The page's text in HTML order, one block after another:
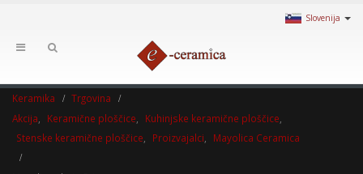
Slovenija
Keramika
Trgovina
Akcija
Keramične ploščice Kuhinjske keramične ploščice
Stenske keramične ploščice
Proizvajalci Mayolica Ceramica